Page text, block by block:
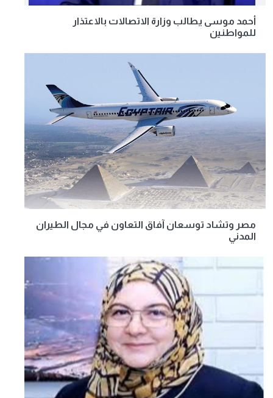
أحمد موسى يطالب وزارة الاتصالات بالاعتذار
للمواطنين
مصر وتشاد توسعان آفاق التعاون في مجال الطيران
المدني